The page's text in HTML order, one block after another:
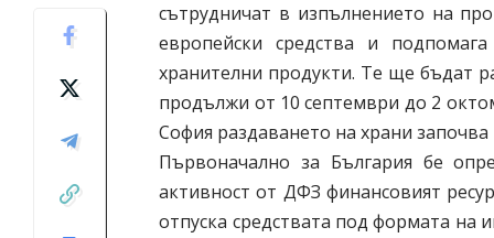
сътрудничат в изпълнението на
европейски средства и
хранителни продукти. Те ще бъдат
продължи от 10 септември до 2
София раздаването на храни
Първоначално за България бе
активност от ДФЗ финансовият
отпуска средствата под формата